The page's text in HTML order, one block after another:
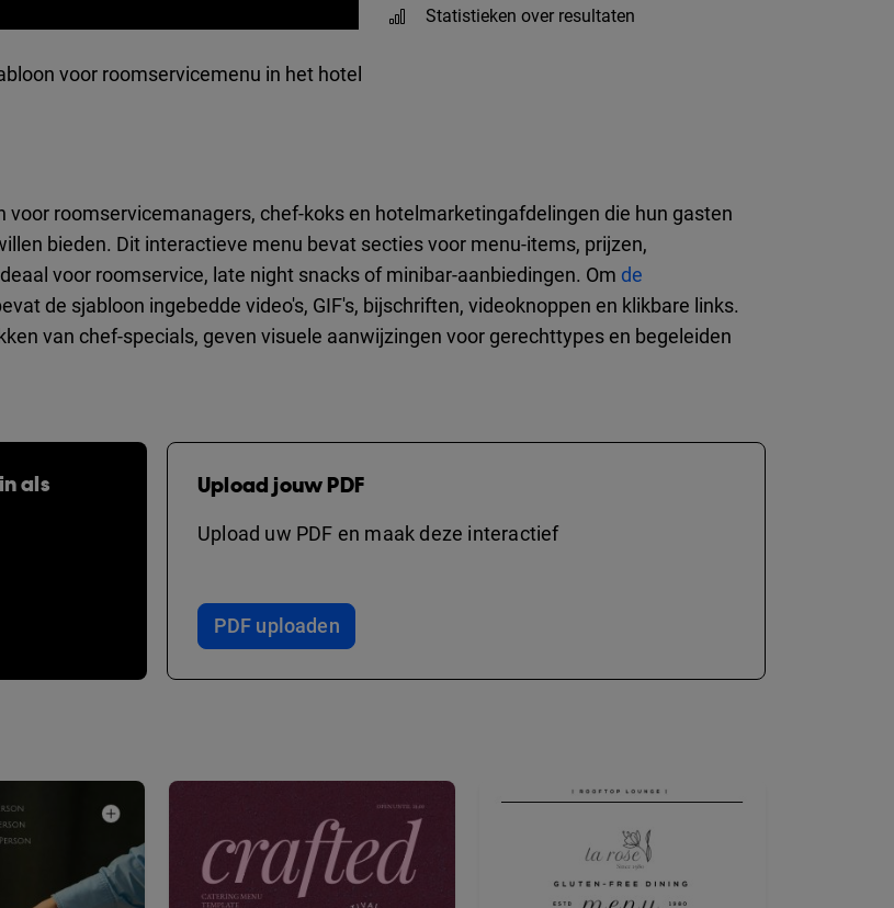
Statistieken over resultaten
voor roomservicemenu in het hotel
roomservicemanagers, chef-koks en hotelmarketingafdelingen die hun gasten
bieden. Dit interactieve menu bevat secties voor menu-items, prijzen,
voor roomservice, late night snacks of minibar-aanbiedingen. Om de
de sjabloon ingebedde video's, GIF's, bijschriften, videoknoppen en klikbare links.
van chef-specials, geven visuele aanwijzingen voor gerechttypes en begeleiden
als
Upload jouw PDF
Upload uw PDF en maak deze interactief
PDF uploaden